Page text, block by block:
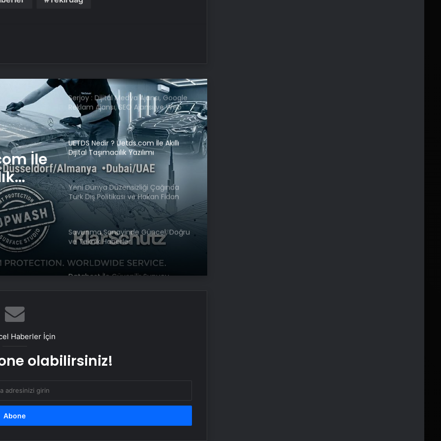
İle
UETDS Nedir ? Uetds.com İle Akıllı
Dijital Taşımacılık Yazılımı
Yeni Dünya Düzensizliği Çağında
Türk Dış Politikası ve Hakan Fidan
Faktörü
Savunma Sanayinde Güncel, Doğru
ve Teknik Haberler
Datahost İle Güvenilir Sunucu
Hizmetleri
Bahar Feyzan: PKK’nın silah
Bakanlar terör örgütü PKK’nın fesih
Havada motoru arızalanan uçak
Haberler İçin
olabilirsiniz!